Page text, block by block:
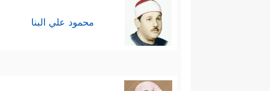
محمود علي البنا